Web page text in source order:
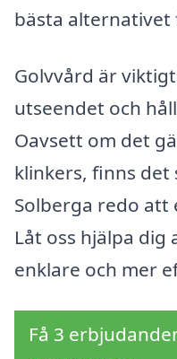
bästa alternativet
Golvvård är
utseendet och
Oavsett om det
klinkers, finns det
Solberga redo att
Låt oss hjälpa
enklare och mer
Få 3